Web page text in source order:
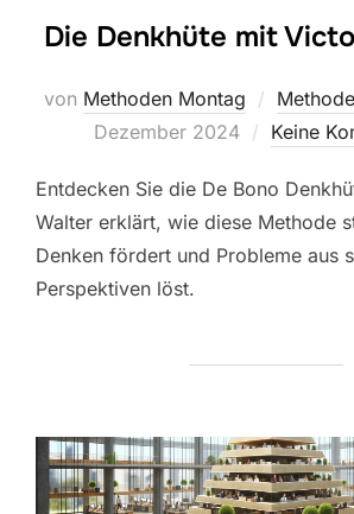
Die Denkhüte mit
von Methoden Montag
Dezember 2024
Keine
Entdecken Sie die De Bono
Walter erklärt, wie diese Methode
Denken fördert und Probleme aus
Perspektiven löst.